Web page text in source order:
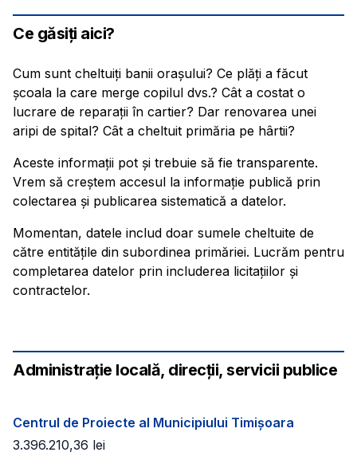
Ce găsiți aici?
Cum sunt cheltuiți banii orașului? Ce plăți a făcut
școala la care merge copilul dvs.? Cât a costat o
lucrare de reparații în cartier? Dar renovarea unei
aripi de spital? Cât a cheltuit primăria pe hârtii?
Aceste informații pot și trebuie să fie transparente.
Vrem să creștem accesul la informație publică prin
colectarea și publicarea sistematică a datelor.
Momentan, datele includ doar sumele cheltuite de
către entitățile din subordinea primăriei. Lucrăm pentru
completarea datelor prin includerea licitațiilor și
contractelor.
Administrație locală, direcții, servicii publice
Centrul de Proiecte al Municipiului Timișoara
3.396.210,36 lei